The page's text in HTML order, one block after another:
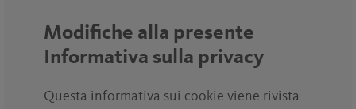
Modifiche alla presente
Informativa sulla privacy
Questa informativa sui cookie viene rivista